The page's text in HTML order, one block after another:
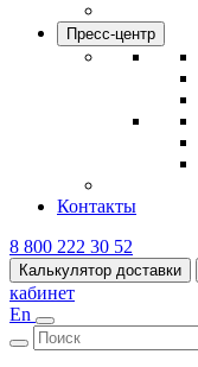
Пресс-центр
Контакты
8 800 222 30 52
Калькулятор доставки
кабинет
En